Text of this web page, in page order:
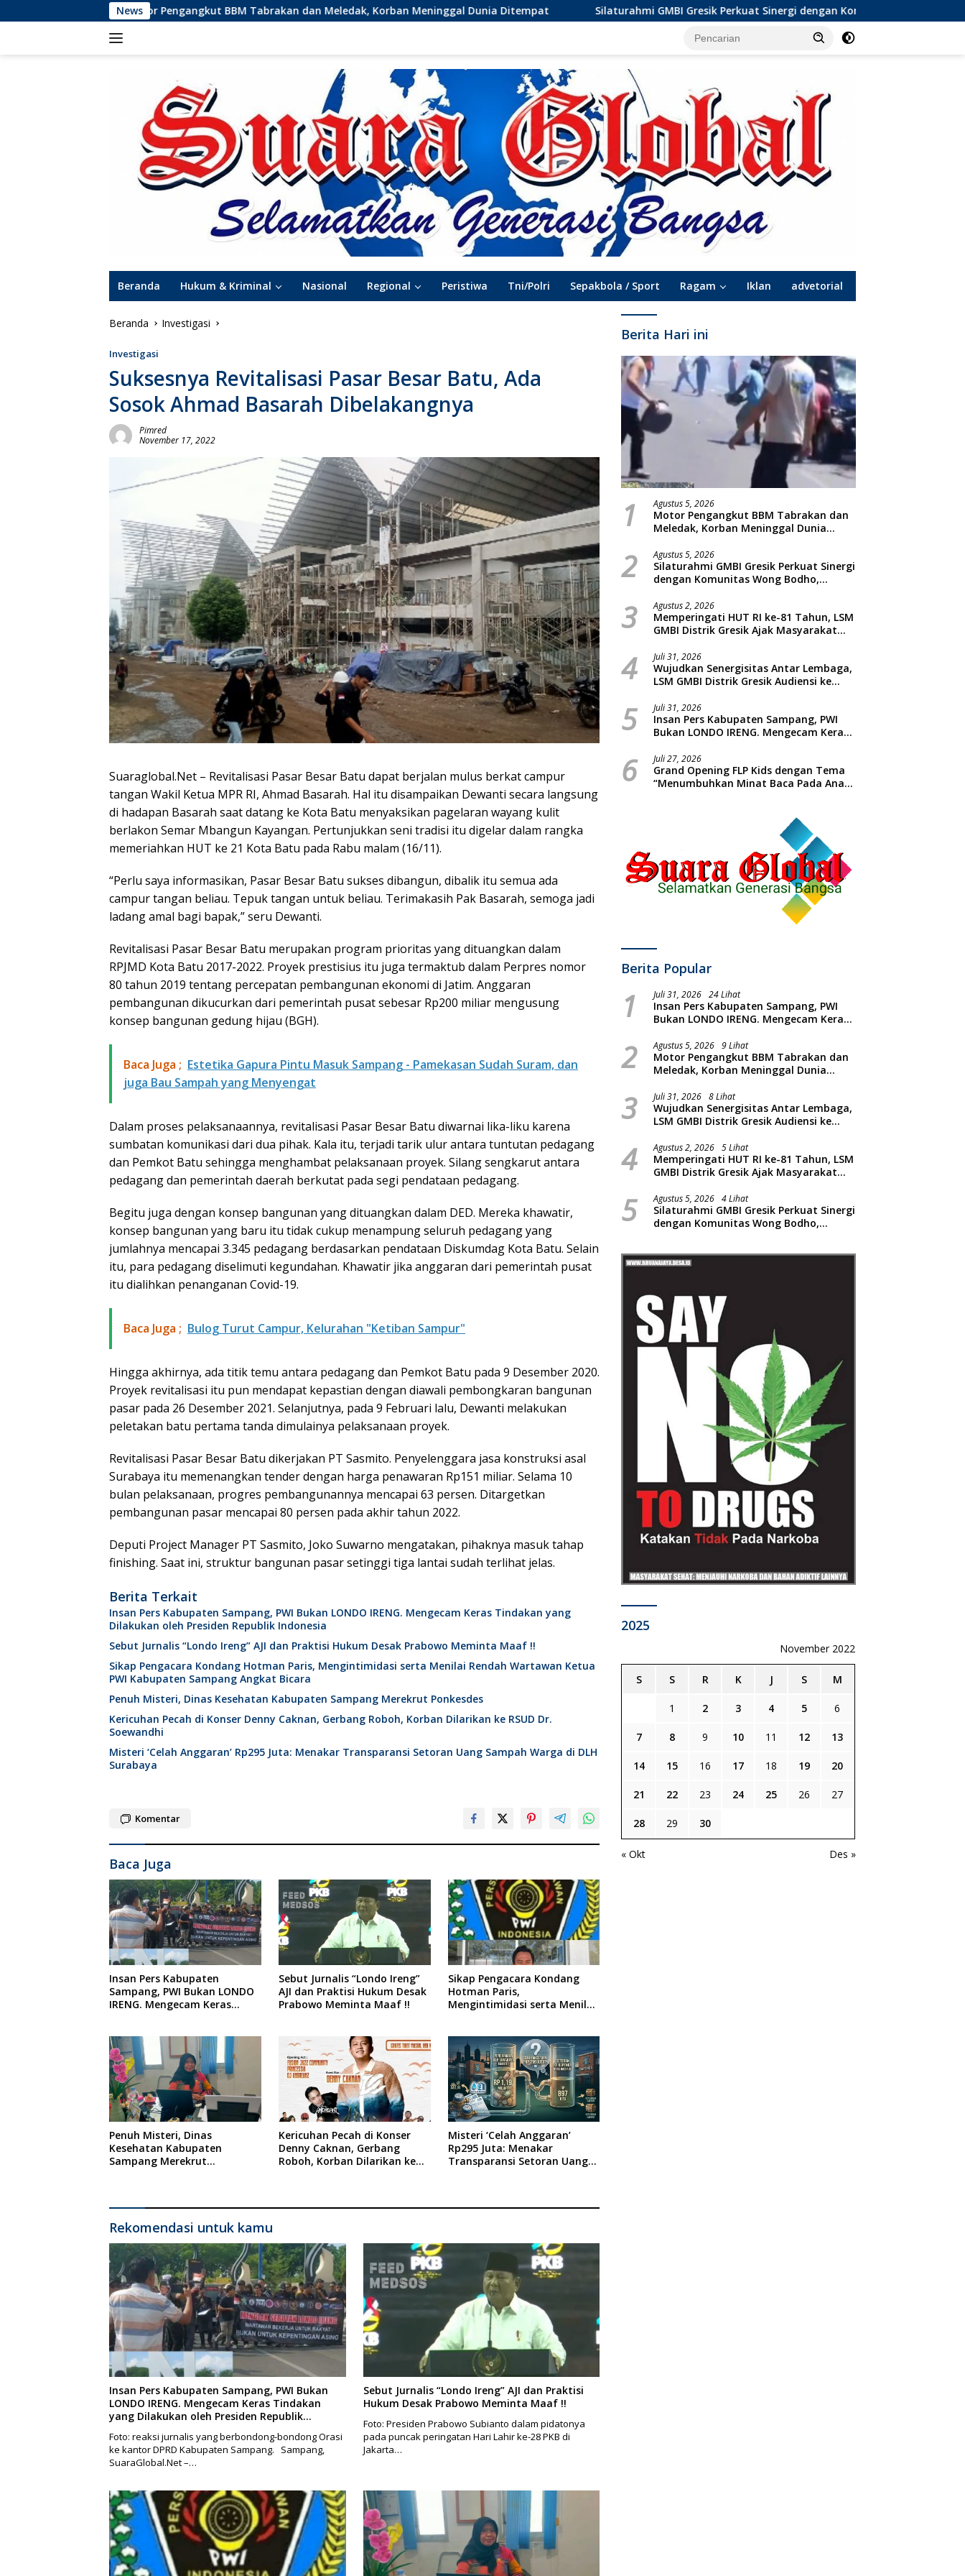
ke
News
BBM Tabrakan dan Meledak, Korban Meninggal Dunia Ditempat Silaturahmi GMBI Gresik Perkuat Sinergi dengan Komunitas Wong Bodho, Dilanjutkan Pengamanan
Beranda Hukum & Kriminal Nasional Regional Peristiwa Tni/Polri Sepakbola / Sport Ragam Iklan advetorial
Beranda Investigasi
Investigasi
Suksesnya Revitalisasi Pasar Besar Batu, Ada
Sosok Ahmad Basarah Dibelakangnya
Pimred
November 17, 2022
Suaraglobal.Net – Revitalisasi Pasar Besar Batu dapat berjalan mulus berkat campur
tangan Wakil Ketua MPR RI, Ahmad Basarah. Hal itu disampaikan Dewanti secara langsung
di hadapan Basarah saat datang ke Kota Batu menyaksikan pagelaran wayang kulit
berlakon Semar Mbangun Kayangan. Pertunjukkan seni tradisi itu digelar dalam rangka
memeriahkan HUT ke 21 Kota Batu pada Rabu malam (16/11).
“Perlu saya informasikan, Pasar Besar Batu sukses dibangun, dibalik itu semua ada
campur tangan beliau. Tepuk tangan untuk beliau. Terimakasih Pak Basarah, semoga jadi
ladang amal bagi bapak,” seru Dewanti.
Revitalisasi Pasar Besar Batu merupakan program prioritas yang dituangkan dalam
RPJMD Kota Batu 2017-2022. Proyek prestisius itu juga termaktub dalam Perpres nomor
80 tahun 2019 tentang percepatan pembangunan ekonomi di Jatim. Anggaran
pembangunan dikucurkan dari pemerintah pusat sebesar Rp200 miliar mengusung
konsep bangunan gedung hijau (BGH).
Baca Juga ; Estetika Gapura Pintu Masuk Sampang - Pamekasan Sudah Suram, dan
juga Bau Sampah yang Menyengat
Dalam proses pelaksanaannya, revitalisasi Pasar Besar Batu diwarnai lika-liku karena
sumbatan komunikasi dari dua pihak. Kala itu, terjadi tarik ulur antara tuntutan pedagang
dan Pemkot Batu sehingga menghambat pelaksanaan proyek. Silang sengkarut antara
pedagang dan pemerintah daerah berkutat pada segi pendataan pedagang.
Begitu juga dengan konsep bangunan yang dituangkan dalam DED. Mereka khawatir,
konsep bangunan yang baru itu tidak cukup menampung seluruh pedagang yang
jumlahnya mencapai 3.345 pedagang berdasarkan pendataan Diskumdag Kota Batu. Selain
itu, para pedagang diselimuti kegundahan. Khawatir jika anggaran dari pemerintah pusat
itu dialihkan penanganan Covid-19.
Baca Juga ; Bulog Turut Campur, Kelurahan "Ketiban Sampur"
Hingga akhirnya, ada titik temu antara pedagang dan Pemkot Batu pada 9 Desember 2020.
Proyek revitalisasi itu pun mendapat kepastian dengan diawali pembongkaran bangunan
pasar pada 26 Desember 2021. Selanjutnya, pada 9 Februari lalu, Dewanti melakukan
peletakan batu pertama tanda dimulainya pelaksanaan proyek.
Revitalisasi Pasar Besar Batu dikerjakan PT Sasmito. Penyelenggara jasa konstruksi asal
Surabaya itu memenangkan tender dengan harga penawaran Rp151 miliar. Selama 10
bulan pelaksanaan, progres pembangunannya mencapai 63 persen. Ditargetkan
pembangunan pasar mencapai 80 persen pada akhir tahun 2022.
Deputi Project Manager PT Sasmito, Joko Suwarno mengatakan, pihaknya masuk tahap
finishing. Saat ini, struktur bangunan pasar setinggi tiga lantai sudah terlihat jelas.
Berita Terkait
Insan Pers Kabupaten Sampang, PWI Bukan LONDO IRENG. Mengecam Keras Tindakan yang
Dilakukan oleh Presiden Republik Indonesia
Sebut Jurnalis “Londo Ireng” AJI dan Praktisi Hukum Desak Prabowo Meminta Maaf !!
Sikap Pengacara Kondang Hotman Paris, Mengintimidasi serta Menilai Rendah Wartawan Ketua
PWI Kabupaten Sampang Angkat Bicara
Penuh Misteri, Dinas Kesehatan Kabupaten Sampang Merekrut Ponkesdes
Kericuhan Pecah di Konser Denny Caknan, Gerbang Roboh, Korban Dilarikan ke RSUD Dr.
Soewandhi
Misteri ‘Celah Anggaran’ Rp295 Juta: Menakar Transparansi Setoran Uang Sampah Warga di DLH
Surabaya
Komentar
Baca Juga
Insan Pers Kabupaten
Sampang, PWI Bukan LONDO
IRENG. Mengecam Keras
Indonesia
Sebut Jurnalis “Londo Ireng”
AJI dan Praktisi Hukum Desak
Prabowo Meminta Maaf !!
Sikap Pengacara Kondang
Hotman Paris,
Mengintimidasi serta Menilai
Bicara
Penuh Misteri, Dinas
Kesehatan Kabupaten
Sampang Merekrut
Kericuhan Pecah di Konser
Denny Caknan, Gerbang
Roboh, Korban Dilarikan ke
Misteri ‘Celah Anggaran’
Rp295 Juta: Menakar
Transparansi Setoran Uang
Rekomendasi untuk kamu
Insan Pers Kabupaten Sampang, PWI Bukan
LONDO IRENG. Mengecam Keras Tindakan
yang Dilakukan oleh Presiden Republik
Foto: reaksi jurnalis yang berbondong-bondong Orasi
ke kantor DPRD Kabupaten Sampang. Sampang,
SuaraGlobal.Net –…
Sebut Jurnalis “Londo Ireng” AJI dan Praktisi
Hukum Desak Prabowo Meminta Maaf !!
Foto: Presiden Prabowo Subianto dalam pidatonya
pada puncak peringatan Hari Lahir ke-28 PKB di
Jakarta…
Berita Hari ini
1 Agustus 5, 2026
Motor Pengangkut BBM Tabrakan dan
Meledak, Korban Meninggal Dunia
2 Agustus 5, 2026
Silaturahmi GMBI Gresik Perkuat Sinergi
dengan Komunitas Wong Bodho,
Reggae Vespa Menjelang Acara
Sunatan Massal dan Santunan Anak
Yatim
3 Agustus 2, 2026
Memperingati HUT RI ke-81 Tahun, LSM
GMBI Distrik Gresik Ajak Masyarakat
4 Juli 31, 2026
Wujudkan Senergisitas Antar Lembaga,
LSM GMBI Distrik Gresik Audiensi ke
Dilanjutkan Giat Sosial Santunan Anak
Yatim Piatu
5 Juli 31, 2026
Insan Pers Kabupaten Sampang, PWI
Bukan LONDO IRENG. Mengecam Keras
Republik Indonesia
6 Juli 27, 2026
Grand Opening FLP Kids dengan Tema
“Menumbuhkan Minat Baca Pada Anak
Berita Popular
1 Juli 31, 2026 24 Lihat
Insan Pers Kabupaten Sampang, PWI
Bukan LONDO IRENG. Mengecam Keras
Republik Indonesia
2 Agustus 5, 2026 9 Lihat
Motor Pengangkut BBM Tabrakan dan
Meledak, Korban Meninggal Dunia
3 Juli 31, 2026 8 Lihat
Wujudkan Senergisitas Antar Lembaga,
LSM GMBI Distrik Gresik Audiensi ke
Dilanjutkan Giat Sosial Santunan Anak
Yatim Piatu
4 Agustus 2, 2026 5 Lihat
Memperingati HUT RI ke-81 Tahun, LSM
GMBI Distrik Gresik Ajak Masyarakat
5 Agustus 5, 2026 4 Lihat
Silaturahmi GMBI Gresik Perkuat Sinergi
dengan Komunitas Wong Bodho,
Sunatan Massal dan Santunan Anak
2025
November 2022
S S R K J S M
1 2 3 4 5 6
7 8 9 10 11 12 13
14 15 16 17 18 19 20
21 22 23 24 25 26 27
28 29 30
« Okt Des »